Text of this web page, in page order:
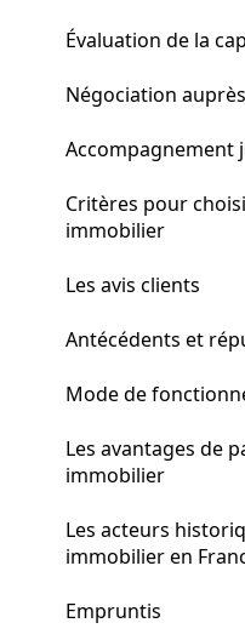
Évaluation de la
Négociation
Accompagnement
Critères pour
immobilier
Les avis clients
Antécédents et
Mode de
Les avantages de
immobilier
Les acteurs
immobilier en
Empruntis